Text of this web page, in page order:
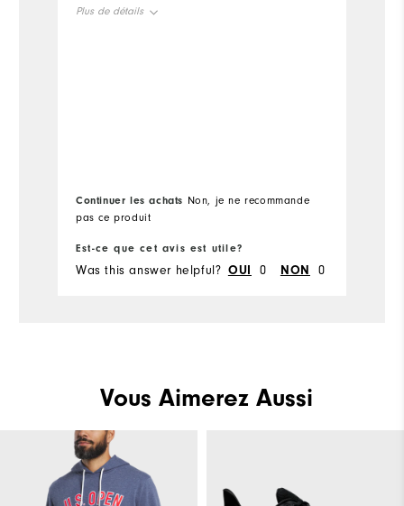
Plus de détails
Continuer les achats Non, je ne recommande
pas ce produit
Est-ce que cet avis est utile?
Was this answer helpful? OUI 0 NON 0
Vous Aimerez Aussi